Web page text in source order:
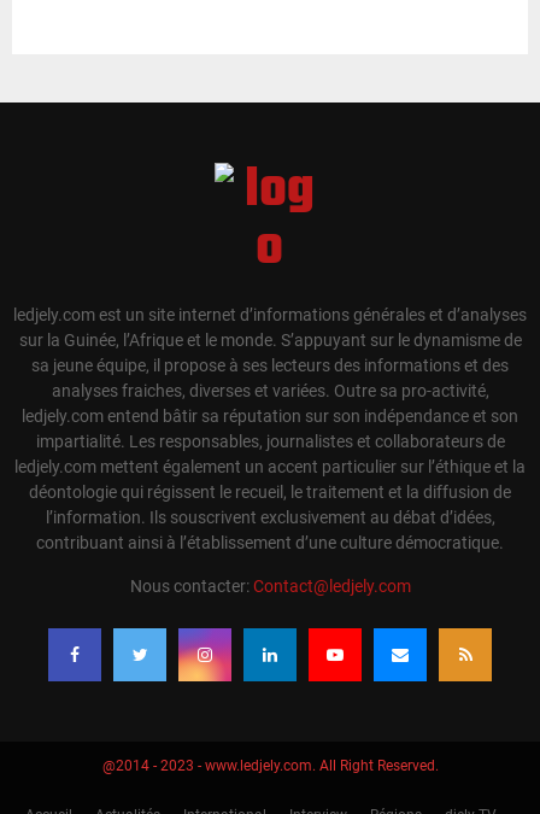
ledjely.com est un site internet d’informations générales et d’analyses
sur la Guinée, l’Afrique et le monde. S’appuyant sur le dynamisme de
sa jeune équipe, il propose à ses lecteurs des informations et des
analyses fraiches, diverses et variées. Outre sa pro-activité,
ledjely.com entend bâtir sa réputation sur son indépendance et son
impartialité. Les responsables, journalistes et collaborateurs de
ledjely.com mettent également un accent particulier sur l’éthique et la
déontologie qui régissent le recueil, le traitement et la diffusion de
l’information. Ils souscrivent exclusivement au débat d’idées,
contribuant ainsi à l’établissement d’une culture démocratique.
Nous contacter:Contact@ledjely.com
@2014 - 2023 - www.ledjely.com. All Right Reserved.